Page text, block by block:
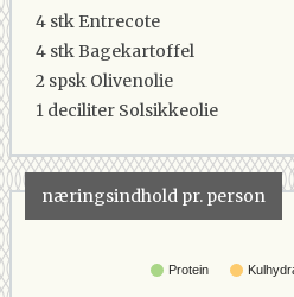
4 stk Entrecote
4 stkBagekartoffel
2 spsk Olivenolie
1 deciliter Solsikkeolie
næringsindhold pr. person
Protein